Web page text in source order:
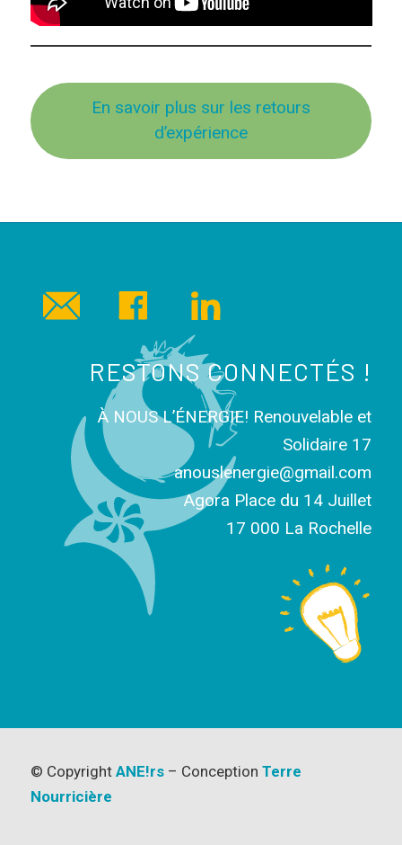
En savoir plus sur les retours
d’expérience
RESTONS CONNECTÉS !
À NOUS L’ÉNERGIE! Renouvelable et
Solidaire 17
anouslenergie@gmail.com
Agora Place du 14 Juillet
17 000 La Rochelle
© Copyright ANE!rs – Conception Terre
Nourricière